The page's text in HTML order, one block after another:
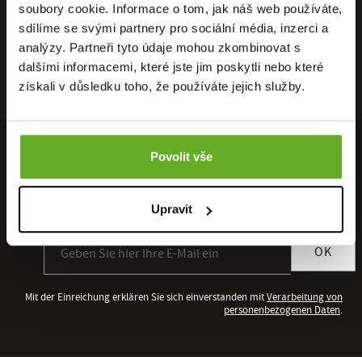
soubory cookie. Informace o tom, jak náš web používáte,
sdílíme se svými partnery pro sociální média, inzerci a
analýzy. Partneři tyto údaje mohou zkombinovat s
dalšími informacemi, které jste jim poskytli nebo které
získali v důsledku toho, že používáte jejich služby.
Povolit vše
Upravit
MELDEN SIE SICH FÜR UNSEREN NEWSLETTER AN
Sie erhalten als Erster Zugang zu allen neuen Kollektionen und
Anmeldung zum Newsletter
OK
Mit der Einreichung erklären Sie sich einverstanden mitVerarbeitung von
personenbezogenen Daten.